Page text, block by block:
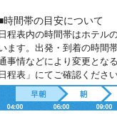
時間帯の目安について
日程表内の時間帯はホテル
ます。出発・到着の時間
事情などにより変更とな
日程表」にてご確認ください